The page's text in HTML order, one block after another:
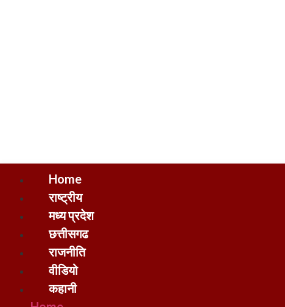
Home
राष्ट्रीय
मध्य प्रदेश
छत्तीसगढ
राजनीति
वीडियो
कहानी